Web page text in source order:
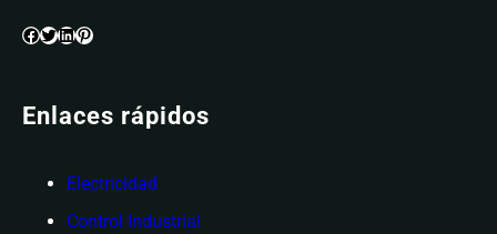
Enlaces rápidos
Electricidad
Control Industrial